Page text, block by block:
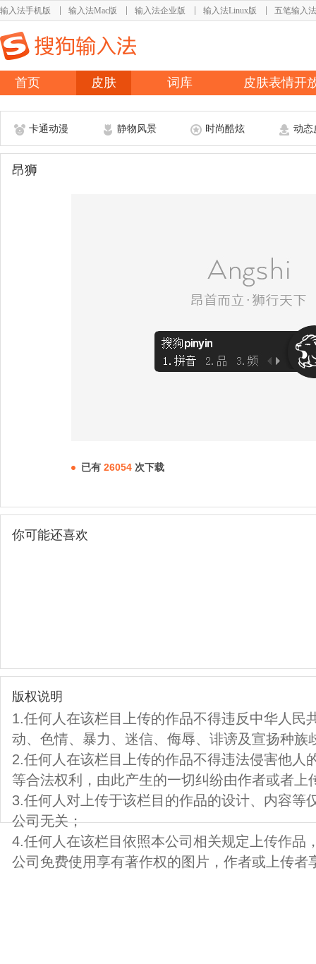
输入法手机版 输入法Mac版 输入法企业版 输入法Linux版 五笔输入法
首页 皮肤 词库 皮肤表情开
卡通动漫 静物风景 时尚酷炫 动态
昂狮
已有 26054 次下载
你可能还喜欢
版权说明
1.任何人在该栏目上传的作品不得违反中华人民
动、色情、暴力、迷信、侮辱、诽谤及宣扬种族
2.任何人在该栏目上传的作品不得违法侵害他人
等合法权利，由此产生的一切纠纷由作者或者上
3.任何人对上传于该栏目的作品的设计、内容等
公司无关；
4.任何人在该栏目依照本公司相关规定上传作品
公司免费使用享有著作权的图片，作者或上传者